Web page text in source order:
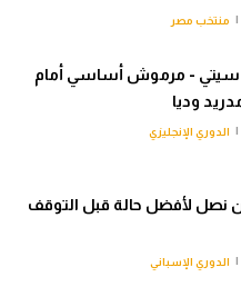
| منتخب مصر
- مرموش أساسي أمام
وديا
| الدوري الإنجليزي
نصل لأفضل حالة قبل التوقف
| الدوري الإسباني